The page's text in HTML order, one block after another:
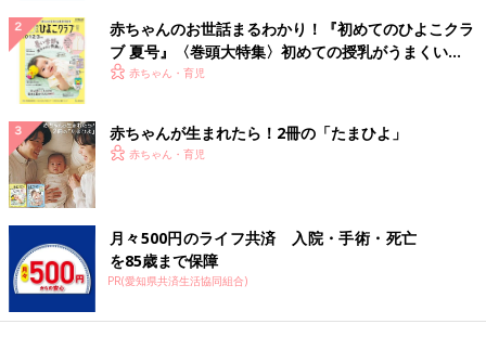
そりゃあ言葉が通じないうちは、ただただ泣くだけだよな…とこ
れまでの苦労を思い返すこともしばしば。
まだまだ言葉が追い付かず、何を喋っているのかわからないこと
も多い息子ですが、それはまた後々の謎解きの楽しみとして、時
間の経過をわくわくしながら待つことにします。
期到来で悩む私を救った旦那の一言【夫
婦のじかん大貫さんの「ママ芸人日記」
#38】
2018年3月に男の子を出産した、お笑いコンビ
「夫婦のじかん」の大貫さん。イラストレータ
ー兼漫画家としても活躍中です。よしもと芸
赤ちゃんのお世話まるわかり！『初めてのひよこクラ
ブ 夏号』〈巻頭大特集〉初めての授乳がうまくい
く！ おっぱい・ミルクの基本と夏のトラブル 解決テ
赤ちゃん・育児
赤ちゃんが生まれたら！2冊の「たまひよ」
赤ちゃん・育児
月々500円のライフ共済 入院・手術・死亡
を85歳まで保障
PR(愛知県共済生活協同組合)